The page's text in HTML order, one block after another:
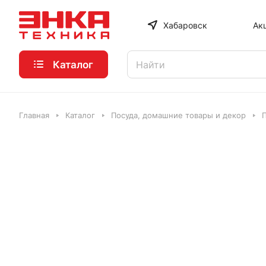
Хабаровск
Каталог
Главная Каталог Посуда, домашние товары и декор